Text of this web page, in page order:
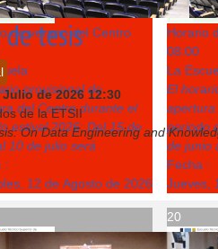
de verano del Centro
provisional de
del Centro durante el
estival 2026: Del 15 de
10 de julio será
:
12 de Agosto de 2026
Horario
08:00
La
El
periodo
de junio
Fecha :
Jueves,
20
tesis
de 2026 12:30
de la ETSII
On Data Engineering and